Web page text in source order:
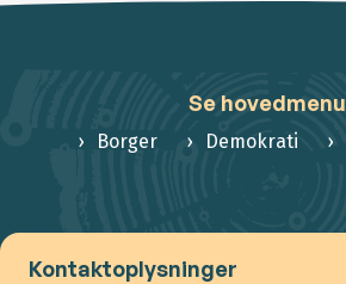
Se hovedmenu
Borger Demokrati
Kontaktoplysninger